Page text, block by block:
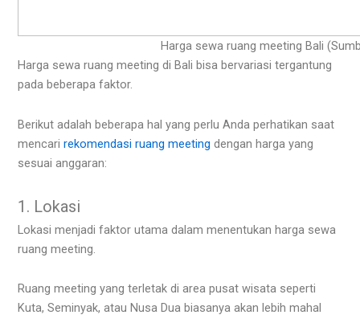
Harga sewa ruang meeting Bali
Harga sewa ruang meeting di Bali bisa bervariasi tergantung
pada beberapa faktor.
Berikut adalah beberapa hal yang perlu Anda perhatikan saat
mencarirekomendasi ruang meeting dengan harga yang
sesuai anggaran:
1. Lokasi
Lokasi menjadi faktor utama dalam menentukan harga sewa
ruang meeting.
Ruang meeting yang terletak di area pusat wisata seperti
Kuta, Seminyak, atau Nusa Dua biasanya akan lebih mahal